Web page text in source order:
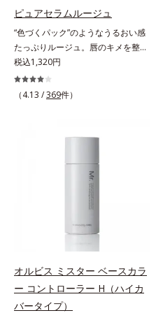
す。むやみに隠すのではなくふわり
アのW効果で軽やかな美肌を印象づ
けます。紫外線吸収剤フリーなのに
高SPF値、さらにスキンプロテクト
複合成分(*3)が、ブルーライト、紫
外線、大気中の微粒子汚れなどの外
ー複合成分(*4)肌悩みが気になる時
すい肌にうるおいを届けながら、光
拡散効果で乾燥小ジワや毛穴もカバ
ーします。【ラスティング効果】皮
主成分を選択的に吸収し、うるおい
層の範囲内*3 スキンプロテクト※
複合成分配合＝肌を保護し、乾燥を
防ぐ複合成分 ※ ビルベリー葉エ
ピュアセラムルージュ
“色づくパック”のようなうるおい感
たっぷりルージュ。唇のキメを整え
リップの土台をつくり鮮やかな発色
を叶えます。唇にたっぷりうるおい
を与えながら鮮やかに色づく、スキ
キメを整えて、リップの土台をつく
解決(*1)する「リップトリートメン
ト成分(*2)」や、鮮やかな発色で、
均一な質感に整った唇にのせること
でより美しく色づく「クリアカラー
成分(*3)」を配合。さらに吐息や飲
み物の水分を取り込んでリップの密
着性を高める「ウォーターゲル成分
(*4）」で、マスクに色移りもしに
くい仕様です。*1 メイク効果によ
る *2 シリカ、酸化チタン、トリエ
税込1,320円
（4.13 /369件）
オルビス ミスター ベースカラ
ー コントローラー H（ハイカ
バータイプ）